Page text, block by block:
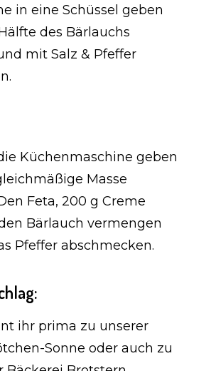
in eine Schüssel geben
des Bärlauchs
mit Salz & Pfeffer
Küchenmaschine geben
Masse
Feta, 200 g Creme
Bärlauch vermengen
Pfeffer abschmecken.
ihr prima zu unserer
Sonne oder auch zu